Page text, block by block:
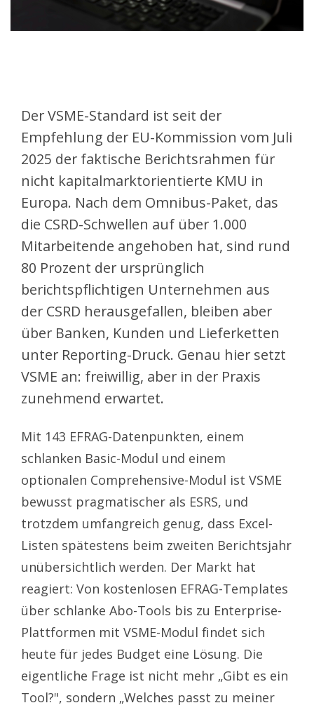
Der VSME-Standard ist seit der
Empfehlung der EU-Kommission vom Juli
2025 der faktische Berichtsrahmen für
nicht kapitalmarktorientierte KMU in
Europa. Nach dem Omnibus-Paket, das
die CSRD-Schwellen auf über 1.000
Mitarbeitende angehoben hat, sind rund
80 Prozent der ursprünglich
berichtspflichtigen Unternehmen aus
der CSRD herausgefallen, bleiben aber
über Banken, Kunden und Lieferketten
unter Reporting-Druck. Genau hier setzt
VSME an: freiwillig, aber in der Praxis
zunehmend erwartet.
Mit 143 EFRAG-Datenpunkten, einem
schlanken Basic-Modul und einem
optionalen Comprehensive-Modul ist VSME
bewusst pragmatischer als ESRS, und
trotzdem umfangreich genug, dass Excel-
Listen spätestens beim zweiten Berichtsjahr
unübersichtlich werden. Der Markt hat
reagiert: Von kostenlosen EFRAG-Templates
über schlanke Abo-Tools bis zu Enterprise-
Plattformen mit VSME-Modul findet sich
heute für jedes Budget eine Lösung. Die
eigentliche Frage ist nicht mehr „Gibt es ein
Tool?", sondern „Welches passt zu meiner